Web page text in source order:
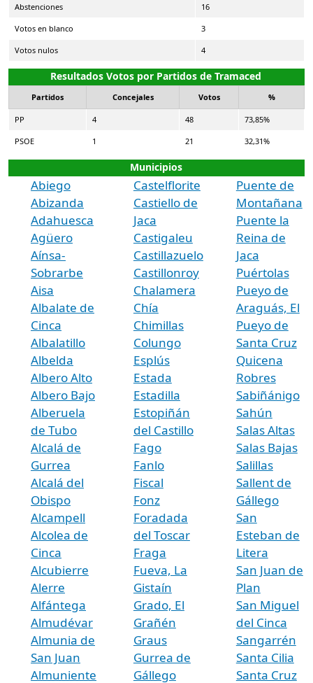
Abstenciones 16
Votos en blanco 3
Votos nulos 4
Resultados Votos por Partidos de Tramaced
Partidos Concejales Votos %
PP 4 48 73,85%
PSOE 1 21 32,31%
Municipios
Abiego
Abizanda
Adahuesca
Agüero
Aínsa-
Sobrarbe
Aisa
Albalate de
Cinca
Albalatillo
Albelda
Albero Alto
Albero Bajo
Alberuela
de Tubo
Alcalá de
Gurrea
Alcalá del
Obispo
Alcampell
Alcolea de
Cinca
Alcubierre
Alerre
Alfántega
Almudévar
Almunia de
San Juan
Almuniente
Castelflorite
Castiello de
Jaca
Castigaleu
Castillazuelo
Castillonroy
Chalamera
Chía
Chimillas
Colungo
Esplús
Estada
Estadilla
Estopiñán
del Castillo
Fago
Fanlo
Fiscal
Fonz
Foradada
del Toscar
Fraga
Fueva, La
Gistaín
Grado, El
Grañén
Graus
Gurrea de
Gállego
Puente de
Montañana
Puente la
Reina de
Jaca
Puértolas
Pueyo de
Araguás, El
Pueyo de
Santa Cruz
Quicena
Robres
Sabiñánigo
Sahún
Salas Altas
Salas Bajas
Salillas
Sallent de
Gállego
San
Esteban de
Litera
San Juan de
Plan
San Miguel
del Cinca
Sangarrén
Santa Cilia
Santa Cruz